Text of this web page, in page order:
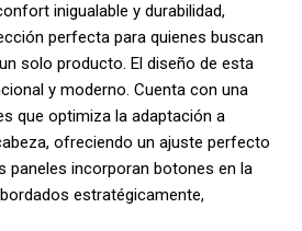
inigualable y durabilidad,
perfecta para quienes buscan
solo producto. El diseño de esta
y moderno. Cuenta con una
que optimiza la adaptación a
ofreciendo un ajuste perfecto
paneles incorporan botones en la
estratégicamente,
y el flujo de aire interno, lo que